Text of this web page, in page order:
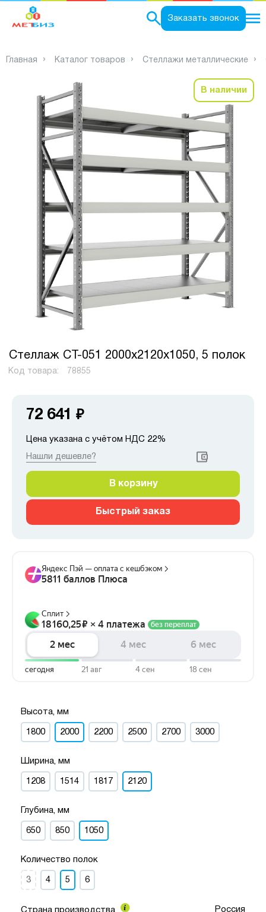
Заказать звонок
Главная Каталог товаров Стеллажи металлические
В наличии
Стеллаж СТ-051 2000x2120x1050, 5 полок
Код товара: 78855
72 641 ₽
Цена указана с учётом НДС 22%
Нашли дешевле?
В корзину
Быстрый заказ
Высота, мм
1800 2000 2200 2500 2700 3000
Ширина, мм
1208 1514 1817 2120
Глубина, мм
650 850 1050
Количество полок
3 4 5 6
Страна производства Россия